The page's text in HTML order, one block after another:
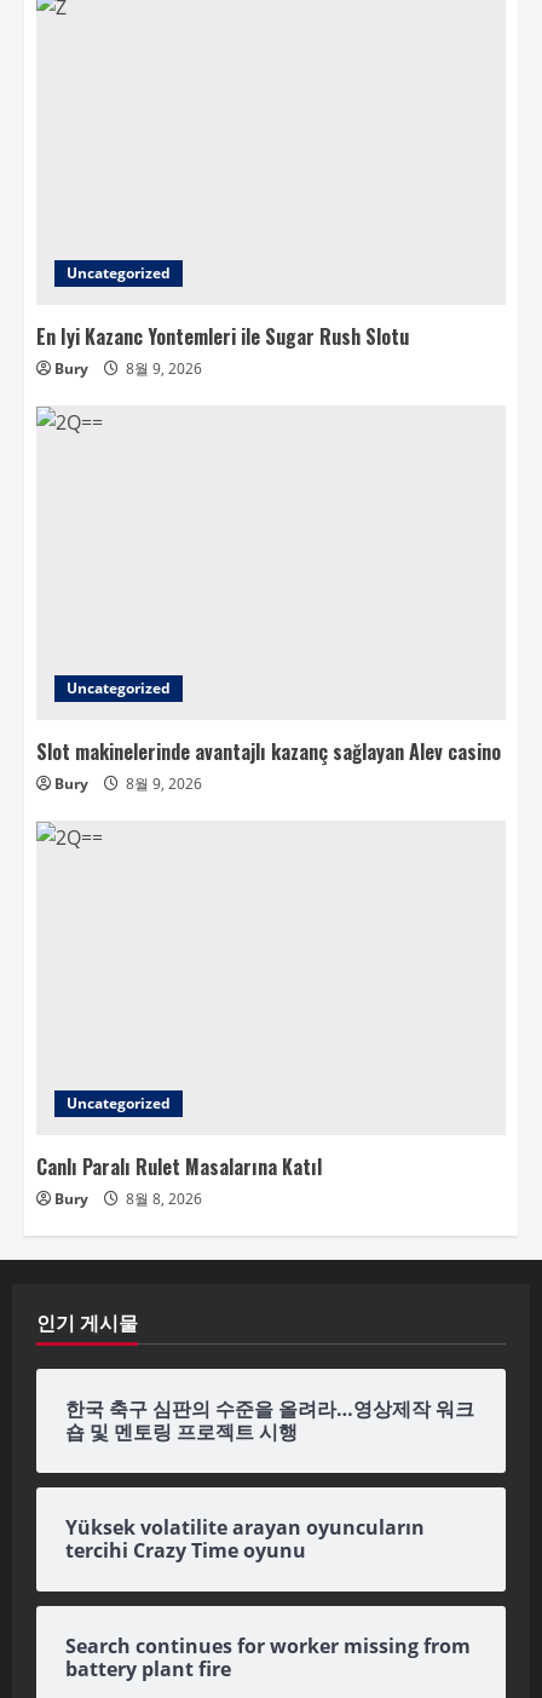
Uncategorized
En Iyi Kazanc Yontemleri ile Sugar Rush Slotu
Bury 8월 9, 2026
Uncategorized
Slot makinelerinde avantajlı kazanç sağlayan Alev casino
Bury 8월 9, 2026
Uncategorized
Canlı Paralı Rulet Masalarına Katıl
Bury 8월 8, 2026
인기 게시물
한국 축구 심판의 수준을 올려라…영상제작 워크
숍 및 멘토링 프로젝트 시행
Yüksek volatilite arayan oyuncuların
tercihi Crazy Time oyunu
Search continues for worker missing from
battery plant fire